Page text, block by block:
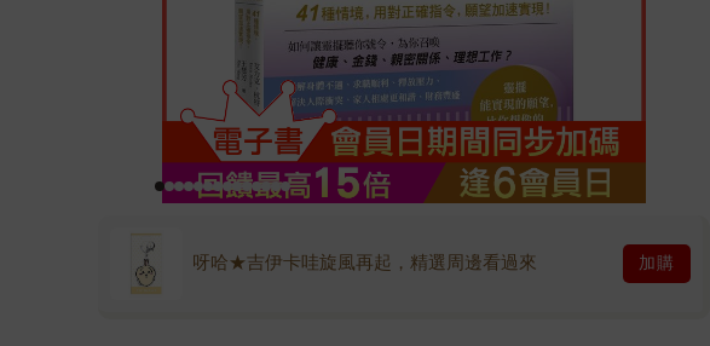
呀哈★吉伊卡哇旋風再起，精選周邊看過來 加購